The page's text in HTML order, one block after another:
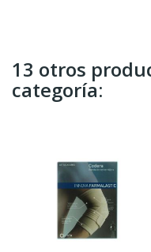
13 otros
categoría: